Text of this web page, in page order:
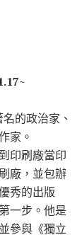
的政治家、
家。
印刷廠當印
廠，並包辦
秀的出版
一步。他是
參與《獨立